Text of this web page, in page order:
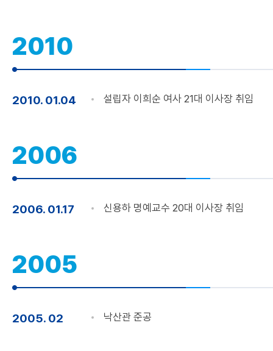
2010
2010. 01.04 설립자 이희순 여사 21대 이사장 취임
2006
2006. 01.17 신용하 명예교수 20대 이사장 취임
2005
2005. 02 낙산관 준공